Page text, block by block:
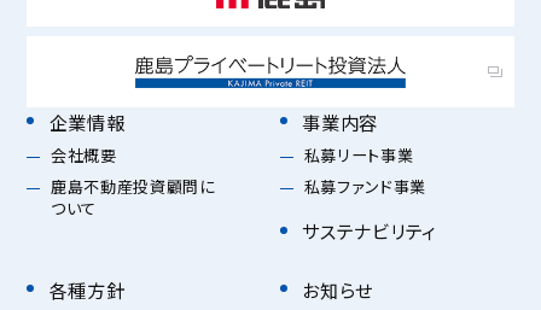
企業情報
会社概要
鹿島不動産投資顧問に
ついて
事業内容
私募リート事業
私募ファンド事業
サステナビリティ
各種方針
お知らせ